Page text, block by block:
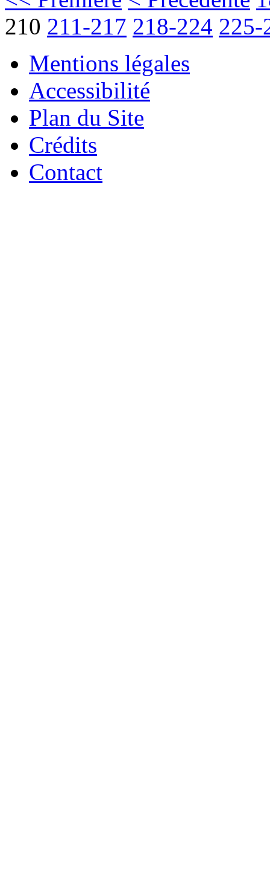
210 211-217 218-224 225-
Mentions légales
Accessibilité
Plan du Site
Crédits
Contact